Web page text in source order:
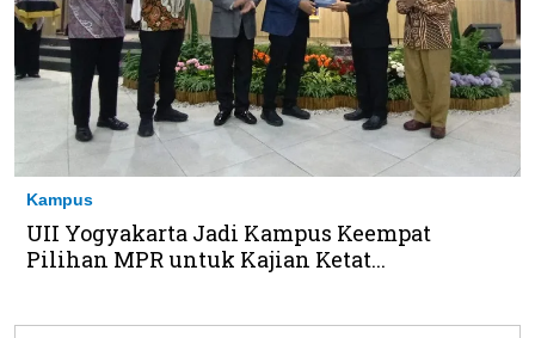
Kampus
UII Yogyakarta Jadi Kampus Keempat
Pilihan MPR untuk Kajian Ketat...